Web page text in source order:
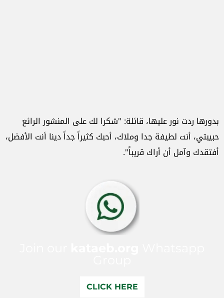
بدورها ردت نور عليها، قائلة: "شكرا لك على المنشور الرائع
حبيبتي، أنت لطيفة جدا وملاك، أحبك كثيراً جداً دينا أنت الأفضل،
أفتقدك وآمل أن أراك قريباً".
CLICK HERE